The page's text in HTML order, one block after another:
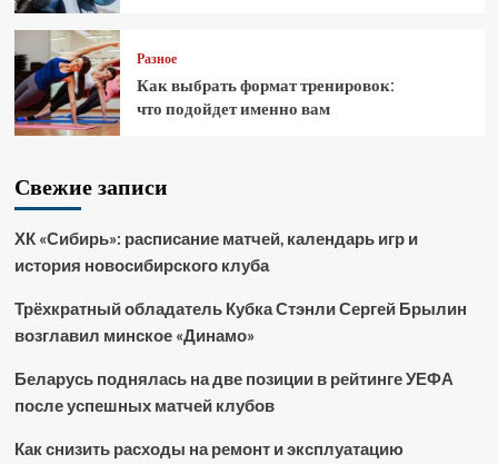
Разное
Как выбрать формат тренировок:
что подойдет именно вам
Свежие записи
ХК «Сибирь»: расписание матчей, календарь игр и
история новосибирского клуба
Трёхкратный обладатель Кубка Стэнли Сергей Брылин
возглавил минское «Динамо»
Беларусь поднялась на две позиции в рейтинге УЕФА
после успешных матчей клубов
Как снизить расходы на ремонт и эксплуатацию